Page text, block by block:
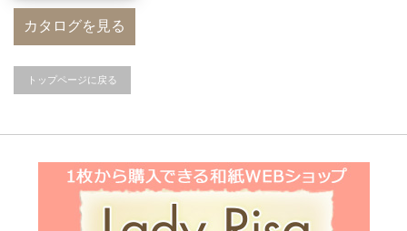
カタログを見る
トップページに戻る